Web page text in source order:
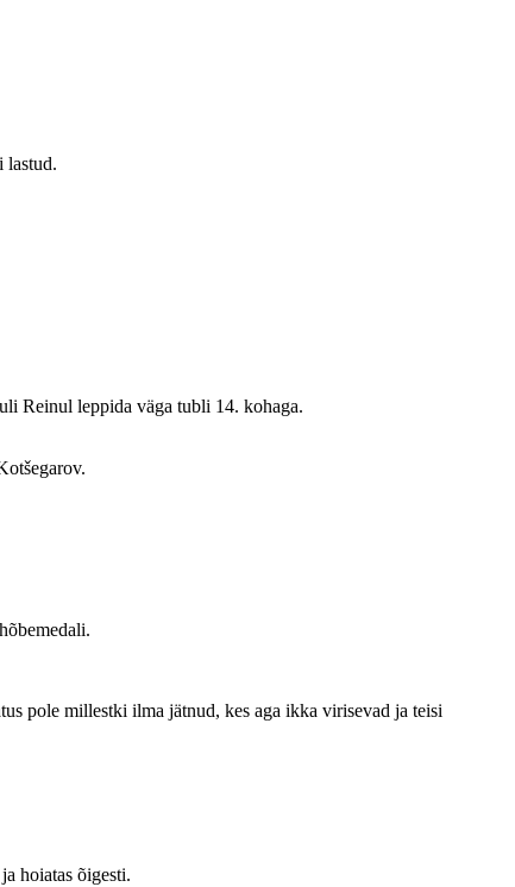
lastud.
Reinul leppida väga tubli 14. kohaga.
pole millestki ilma jätnud, kes aga ikka virisevad ja teisi
hoiatas õigesti.